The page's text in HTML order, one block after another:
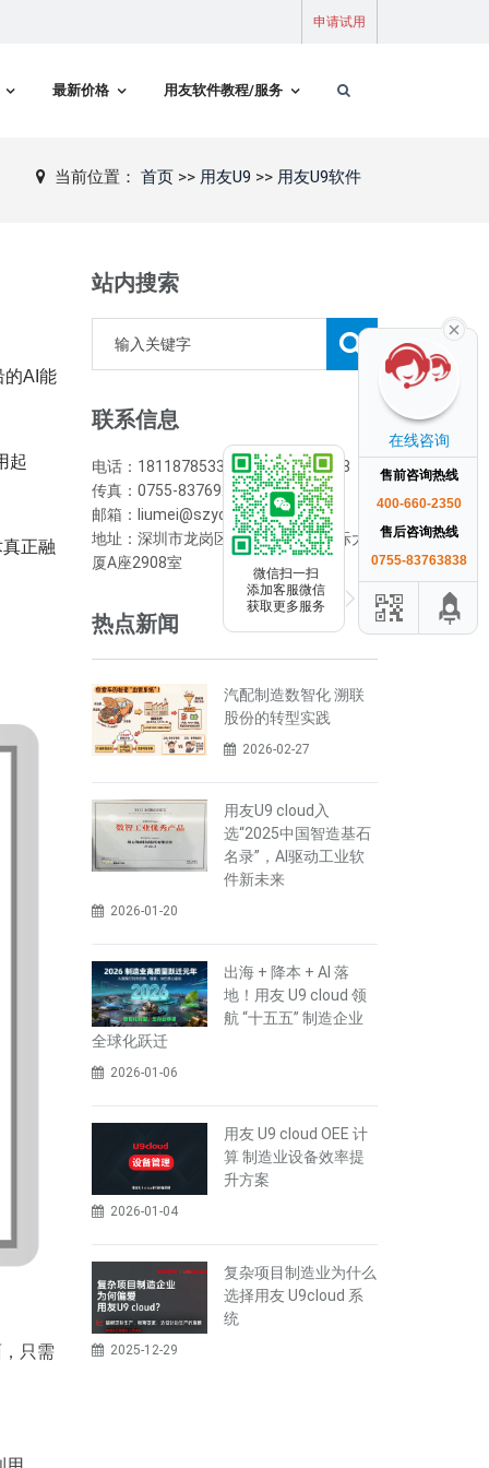
申请试用
最新价格 用友软件教程/服务
当前位置： 首页 >> 用友U9 >> 用友U9软件
的AI能
起
正融
只需
站内搜索
联系信息
电话：18118785333/0755-83763838
传真：0755-83769208
邮箱：liumei@szyonyou.cn
地址：深圳市龙岗区横岗街道荣德国际大
厦A座2908室
热点新闻
汽配制造数智化 溯联
股份的转型实践
2026-02-27
用友U9 cloud入
选“2025中国智造基石
名录”，AI驱动工业软
件新未来
2026-01-20
出海 + 降本 + AI 落
地！用友 U9 cloud 领
航 “十五五” 制造企业
全球化跃迁
2026-01-06
用友 U9 cloud OEE 计
算 制造业设备效率提
升方案
2026-01-04
复杂项目制造业为什么
选择用友 U9cloud 系
统
2025-12-29
在线咨询
售前咨询热线
400-660-2350
售后咨询热线
0755-83763838
微信扫一扫
添加客服微信
获取更多服务